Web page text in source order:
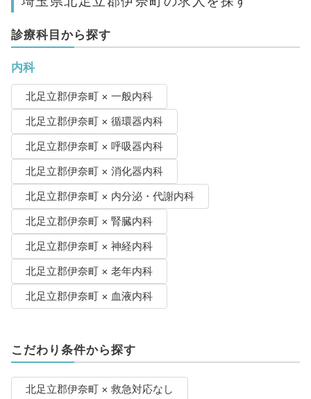
診療科目から探す
内科
北足立郡伊奈町 × 一般内科
北足立郡伊奈町 × 循環器内科
北足立郡伊奈町 × 呼吸器内科
北足立郡伊奈町 × 消化器内科
北足立郡伊奈町 × 内分泌・代謝内科
北足立郡伊奈町 × 腎臓内科
北足立郡伊奈町 × 神経内科
北足立郡伊奈町 × 老年内科
北足立郡伊奈町 × 血液内科
こだわり条件から探す
北足立郡伊奈町 × 救急対応なし